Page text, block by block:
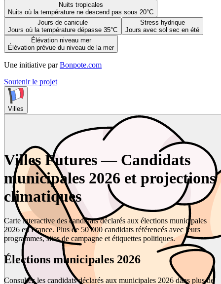
Nuits tropicales
Nuits où la température ne descend pas sous 20°C
Jours de canicule
Jours où la température dépasse 35°C
Stress hydrique
Jours avec sol sec en été
Élévation niveau mer
Élévation prévue du niveau de la mer
Une initiative par Bonpote.com
Soutenir le projet
Villes
Villes Futures — Candidats
municipales 2026 et projections
climatiques
Carte interactive des candidats déclarés aux élections municipales
2026 en France. Plus de 50 000 candidats référencés avec leurs
programmes, sites de campagne et étiquettes politiques.
Élections municipales 2026
Consultez les candidats déclarés aux municipales 2026 dans plus de